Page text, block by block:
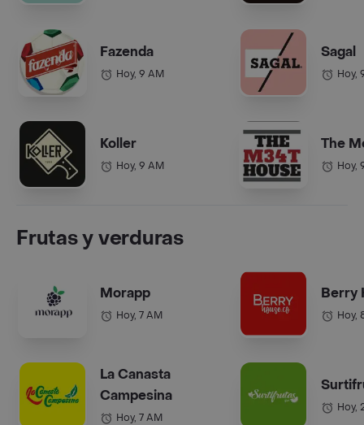
Fazenda
Hoy, 9 AM
Koller
Hoy, 9 AM
Sagal
Hoy,
The
Hoy,
Frutas y verduras
Morapp
Hoy, 7 AM
La Canasta
Campesina
Hoy, 7 AM
Berry
Hoy,
Hoy,